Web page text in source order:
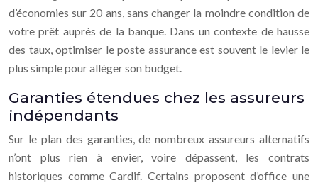
d’économies sur 20 ans, sans changer la moindre condition de
votre prêt auprès de la banque. Dans un contexte de hausse
des taux, optimiser le poste assurance est souvent le levier le
plus simple pour alléger son budget.
Garanties étendues chez les assureurs
indépendants
Sur le plan des garanties, de nombreux assureurs alternatifs
n’ont plus rien à envier, voire dépassent, les contrats
historiques comme Cardif. Certains proposent d’office une